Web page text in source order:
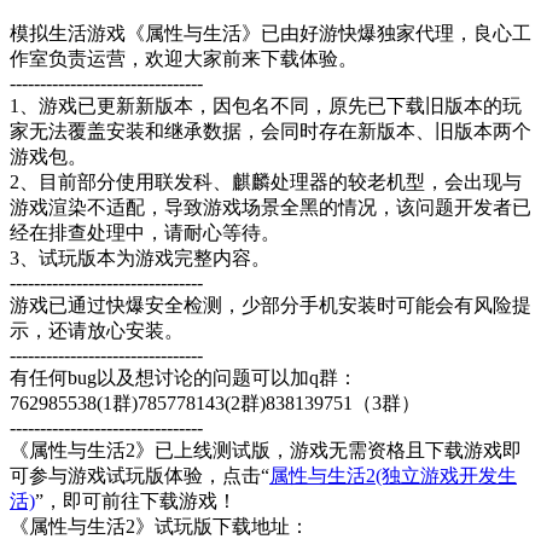
模拟生活游戏《属性与生活》已由好游快爆独家代理，良心工
作室负责运营，欢迎大家前来下载体验。
--------------------------------
1、游戏已更新新版本，因包名不同，原先已下载旧版本的玩
家无法覆盖安装和继承数据，会同时存在新版本、旧版本两个
游戏包。
2、目前部分使用联发科、麒麟处理器的较老机型，会出现与
游戏渲染不适配，导致游戏场景全黑的情况，该问题开发者已
经在排查处理中，请耐心等待。
3、试玩版本为游戏完整内容。
--------------------------------
游戏已通过快爆安全检测，少部分手机安装时可能会有风险提
示，还请放心安装。
--------------------------------
有任何bug以及想讨论的问题可以加q群：
762985538(1群)785778143(2群)838139751（3群）
--------------------------------
《属性与生活2》已上线测试版，游戏无需资格且下载游戏即
可参与游戏试玩版体验，点击“属性与生活2(独立游戏开发生
活)”，即可前往下载游戏！
《属性与生活2》试玩版下载地址：